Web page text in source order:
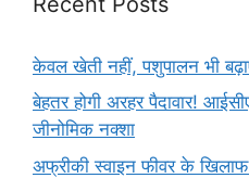
केवल खेती नहीं, पशुपालन भी
बेहतर होगी अरहर पैदावार!
जीनोमिक नक्शा
अफ्रीकी स्वाइन फीवर के